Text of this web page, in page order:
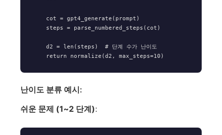
    d2 = len(steps)  # 단계 수가 난이도
난이도 분류 예시:
쉬운 문제 (1~2 단계):